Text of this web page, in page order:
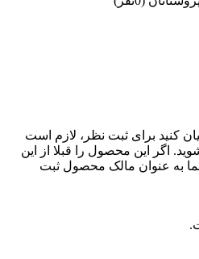
کنید برای ثبت نظر، لازم است
اگر این محصول را قبلا از این
به عنوان مالک محصول ثبت